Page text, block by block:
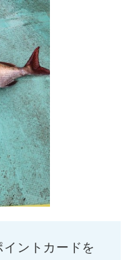
ントカードを